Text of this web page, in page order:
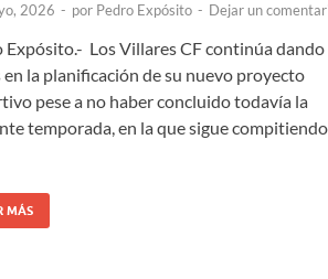
2026 - por Pedro Expósito - Dejar un
Expósito.- Los Villares CF continúa dando
en la planificación de su nuevo proyecto
pese a no haber concluido todavía la
temporada, en la que sigue compitiendo
MÁS